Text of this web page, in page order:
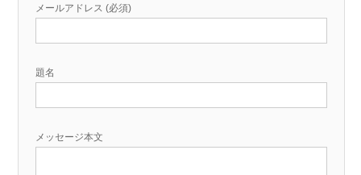
メールアドレス (必須)
題名
メッセージ本文